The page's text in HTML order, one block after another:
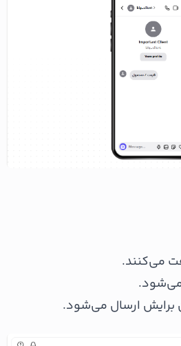
می‌کنند.
می‌شود.
برایش ارسال می‌شود.